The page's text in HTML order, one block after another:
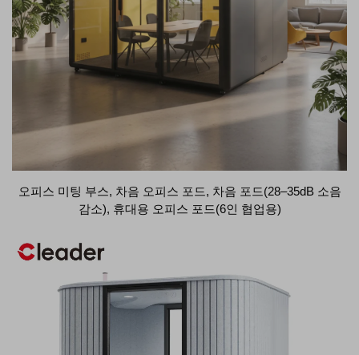
오피스 미팅 부스, 차음 오피스 포드, 차음 포드(28–35dB 소음
감소), 휴대용 오피스 포드(6인 협업용)